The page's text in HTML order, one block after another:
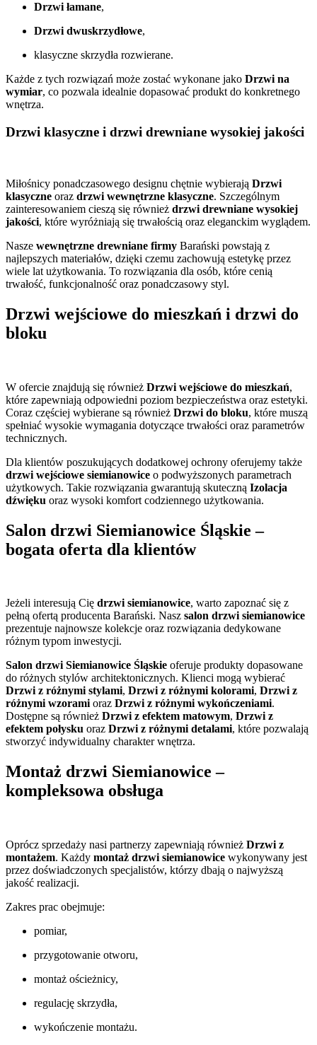
Drzwi łamane,
Drzwi dwuskrzydłowe,
klasyczne skrzydła rozwierane.
Każde z tych rozwiązań może zostać wykonane jako Drzwi na
wymiar, co pozwala idealnie dopasować produkt do konkretnego
wnętrza.
Drzwi klasyczne i drzwi drewniane wysokiej jakości
Miłośnicy ponadczasowego designu chętnie wybierają Drzwi
klasyczne oraz drzwi wewnętrzne klasyczne. Szczególnym
zainteresowaniem cieszą się również drzwi drewniane wysokiej
jakości, które wyróżniają się trwałością oraz eleganckim wyglądem.
Nasze wewnętrzne drewniane firmy Barański powstają z
najlepszych materiałów, dzięki czemu zachowują estetykę przez
wiele lat użytkowania. To rozwiązania dla osób, które cenią
trwałość, funkcjonalność oraz ponadczasowy styl.
Drzwi wejściowe do mieszkań i drzwi do
bloku
W ofercie znajdują się również Drzwi wejściowe do mieszkań,
które zapewniają odpowiedni poziom bezpieczeństwa oraz estetyki.
Coraz częściej wybierane są również Drzwi do bloku, które muszą
spełniać wysokie wymagania dotyczące trwałości oraz parametrów
technicznych.
Dla klientów poszukujących dodatkowej ochrony oferujemy także
drzwi wejściowe siemianowice o podwyższonych parametrach
użytkowych. Takie rozwiązania gwarantują skuteczną Izolacja
dźwięku oraz wysoki komfort codziennego użytkowania.
Salon drzwi Siemianowice Śląskie –
bogata oferta dla klientów
Jeżeli interesują Cię drzwi siemianowice, warto zapoznać się z
pełną ofertą producenta Barański. Nasz salon drzwi siemianowice
prezentuje najnowsze kolekcje oraz rozwiązania dedykowane
różnym typom inwestycji.
Salon drzwi Siemianowice Śląskie oferuje produkty dopasowane
do różnych stylów architektonicznych. Klienci mogą wybierać
Drzwi z różnymi stylami, Drzwi z różnymi kolorami, Drzwi z
różnymi wzoramioraz Drzwi z różnymi wykończeniami.
Dostępne są również Drzwi z efektem matowym, Drzwi z
efektem połysku oraz Drzwi z różnymi detalami, które pozwalają
stworzyć indywidualny charakter wnętrza.
Montaż drzwi Siemianowice –
kompleksowa obsługa
Oprócz sprzedaży nasi partnerzy zapewniają również Drzwi z
montażem. Każdy montaż drzwi siemianowice wykonywany jest
przez doświadczonych specjalistów, którzy dbają o najwyższą
jakość realizacji.
Zakres prac obejmuje:
pomiar,
przygotowanie otworu,
montaż ościeżnicy,
regulację skrzydła,
wykończenie montażu.